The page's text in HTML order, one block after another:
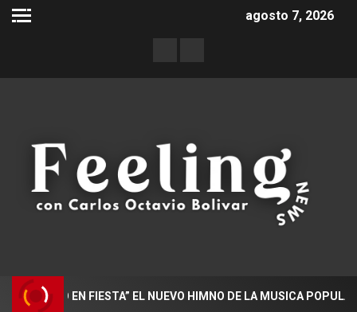
agosto 7, 2026
EN FIESTA” EL NUEVO HIMNO DE LA MUSICA POPULAR